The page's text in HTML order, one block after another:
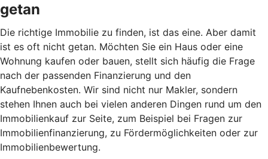
getan
Die richtige Immobilie zu finden, ist das eine. Aber damit
ist es oft nicht getan. Möchten Sie ein Haus oder eine
Wohnung kaufen oder bauen, stellt sich häufig die Frage
nach der passenden Finanzierung und den
Kaufnebenkosten. Wir sind nicht nur Makler, sondern
stehen Ihnen auch bei vielen anderen Dingen rund um den
Immobilienkauf zur Seite, zum Beispiel bei Fragen zur
Immobilienfinanzierung, zu Fördermöglichkeiten oder zur
Immobilienbewertung.